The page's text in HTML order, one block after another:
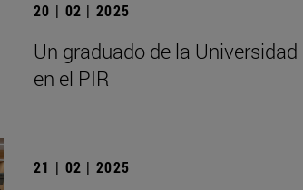
20 | 02 | 2025
Un graduado de la
en el PIR
21 | 02 | 2025